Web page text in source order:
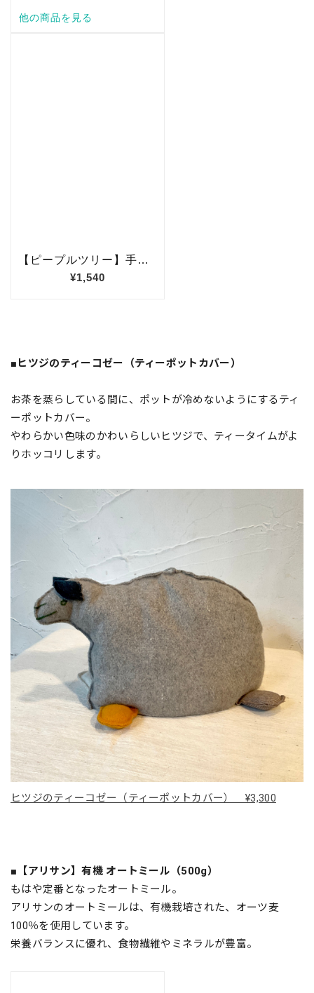
■ ヒツジのティーコゼー（ティーポットカバー）
お茶を蒸らしている間に、ポットが冷めないようにするティ
ーポットカバー。
やわらかい色味のかわいらしいヒツジで、ティータイムがよ
りホッコリします。
ヒツジのティーコゼー（ティーポットカバー） ¥3,300
■ 【アリサン】有機 オートミール（500g）
もはや定番となったオートミール。
アリサンのオートミールは、有機栽培された、オーツ麦
100％を使用しています。
栄養バランスに優れ、食物繊維やミネラルが豊富。